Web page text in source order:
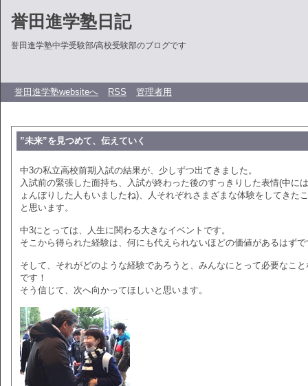
誉田進学塾日記
誉田進学塾中学受験部/高校受験部のブログです
誉田進学塾websiteへ RSS 管理者用
”未来”を見つめて、伝えていく
中3の私立高校前期入試の結果が、少しずつ出てきました。
入試前の緊張した面持ち、入試が終わった後のすっきりした表情(中に
ょんぼりした人もいましたね)、人それぞれさまざまな体験をしてきた
と思います。
中3にとっては、人生に関わる大きなイベントです。
そこから得られた経験は、何にも代えられないほどの価値があるはずで
そして、それがどのような経験であろうと、みんなにとって必要なこと
です！
そう信じて、次へ向かってほしいと思います。